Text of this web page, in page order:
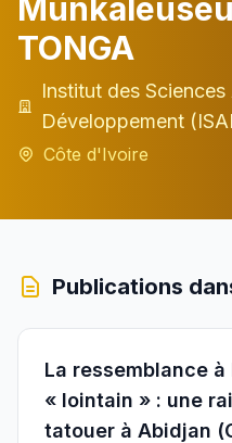
TONGA
Institut des
Développement
Côte d'Ivoire
Publications
La ressemblance à
« lointain » : une
tatouer à Abidjan